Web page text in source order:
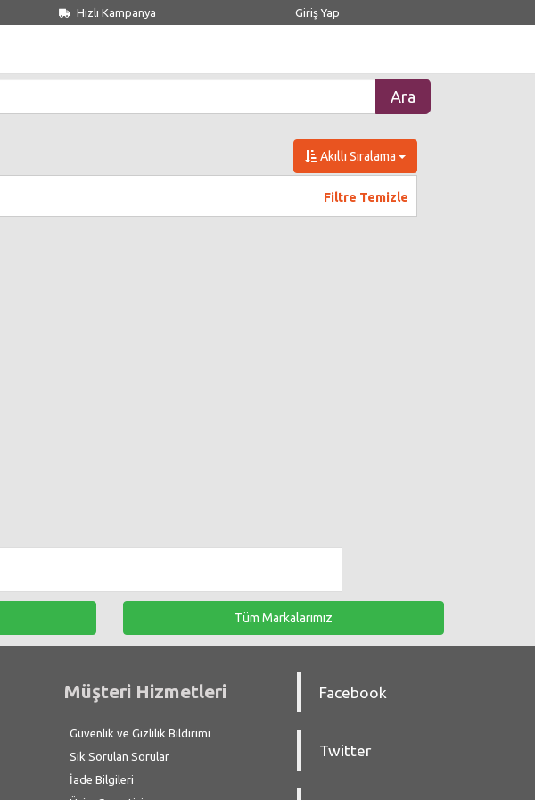
Hızlı Kampanya Giriş Yap
Akıllı Sıralama
Filtre Temizle
Tüm Markalarımız
Müşteri Hizmetleri
Güvenlik ve Gizlilik Bildirimi
Sık Sorulan Sorular
İade Bilgileri
Facebook
Twitter